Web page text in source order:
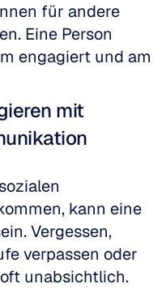
für andere
Eine Person
engagiert und am
mit
kann eine
Vergessen,
verpassen oder
unabsichtlich.